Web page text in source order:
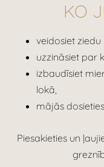
KO
veidosiet ziedu
uzzināsiet par
izbaudīsiet
lokā,
mājās
Piesakieties un